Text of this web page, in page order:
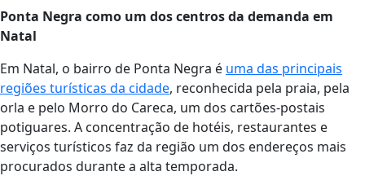
Ponta Negra como um dos centros da demanda em
Natal
Em Natal, o bairro de Ponta Negra é uma das principais
regiões turísticas da cidade, reconhecida pela praia, pela
orla e pelo Morro do Careca, um dos cartões-postais
potiguares. A concentração de hotéis, restaurantes e
serviços turísticos faz da região um dos endereços mais
procurados durante a alta temporada.